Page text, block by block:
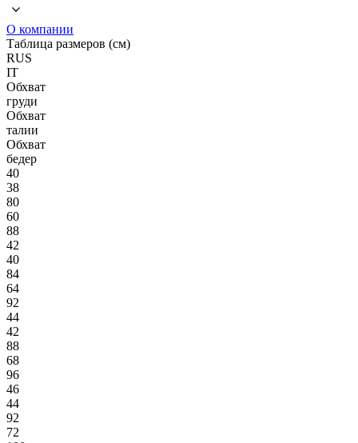
О компании
Таблица размеров (см)
RUS
IT
Обхват
груди
Обхват
талии
Обхват
бедер
40
38
80
60
88
42
40
84
64
92
44
42
88
68
96
46
44
92
72